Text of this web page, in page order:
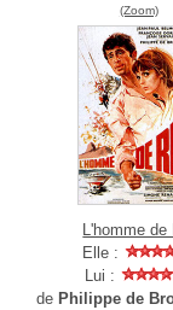
(Zoom)
L'homme de
Elle :
Lui :
de Philippe de